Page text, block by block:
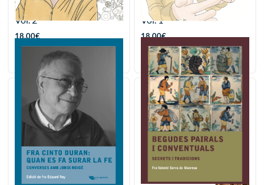
univers de dones STEAM
Vol. 2
18.00€
Afegir
univers de dones STEAM
Vol. 1
18.00€
Afegir
Fra Cinto Duran: quan es
fa surar la fe
Begudes pairals i